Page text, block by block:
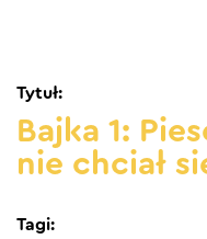
Bajka 1:
nie chciał
Tytuł:
Tagi: